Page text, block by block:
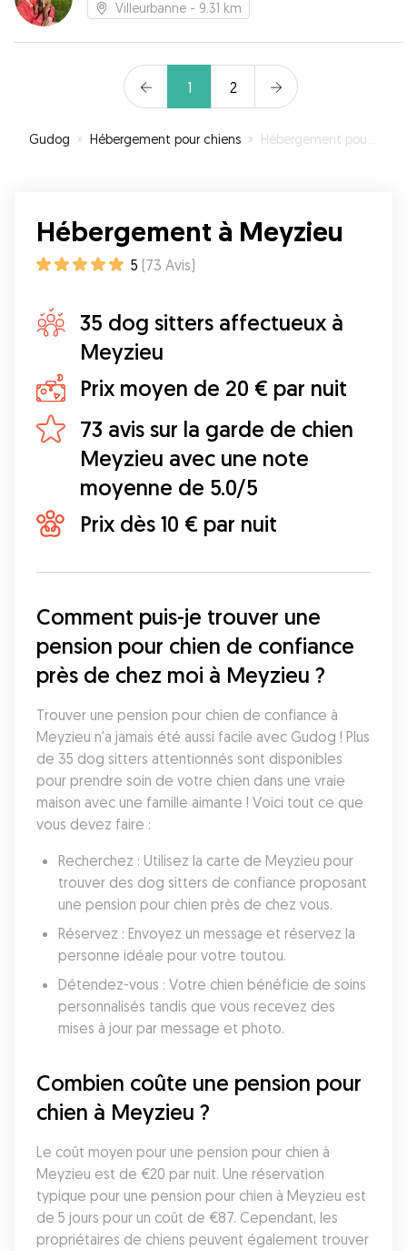
aurons besoin d’un dog-sitter, nous ferons
Villeurbanne - 9.31 km
1 2
Gudog » Hébergement pour chiens » Hébergement pour votre chien à Meyzieu
Hébergement à Meyzieu
5 (73 Avis)
35 dog sitters affectueux à
Meyzieu
Prix moyen de 20 € par nuit
73 avis sur la garde de chien
Meyzieu avec une note
moyenne de 5.0/5
Prix dès 10 € par nuit
Comment puis-je trouver une
pension pour chien de confiance
près de chez moi à Meyzieu ?
Trouver une pension pour chien de confiance à
Meyzieu n'a jamais été aussi facile avec Gudog ! Plus
de 35 dog sitters attentionnés sont disponibles
pour prendre soin de votre chien dans une vraie
maison avec une famille aimante ! Voici tout ce que
vous devez faire :
Recherchez : Utilisez la carte de Meyzieu pour
trouver des dog sitters de confiance proposant
une pension pour chien près de chez vous.
Réservez : Envoyez un message et réservez la
personne idéale pour votre toutou.
Détendez-vous : Votre chien bénéficie de soins
personnalisés tandis que vous recevez des
mises à jour par message et photo.
Combien coûte une pension pour
chien à Meyzieu ?
Le coût moyen pour une pension pour chien à
Meyzieu est de €20 par nuit. Une réservation
typique pour une pension pour chien à Meyzieu est
de 5 jours pour un coût de €87. Cependant, les
propriétaires de chiens peuvent également trouver